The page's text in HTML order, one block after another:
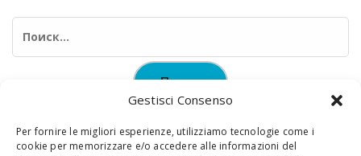
Gestisci Consenso
Per fornire le migliori esperienze, utilizziamo tecnologie come i
cookie per memorizzare e/o accedere alle informazioni del